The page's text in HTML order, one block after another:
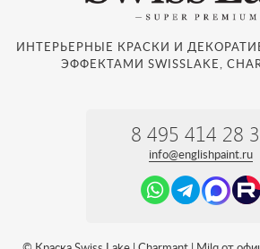
ИНТЕРЬЕРНЫЕ КРАСКИ И
ЭФФЕКТАМИ SWISSLAKE,
8 495 414 28
info@englishpaint.ru